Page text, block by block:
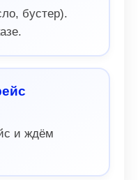
бустер).
и ждём